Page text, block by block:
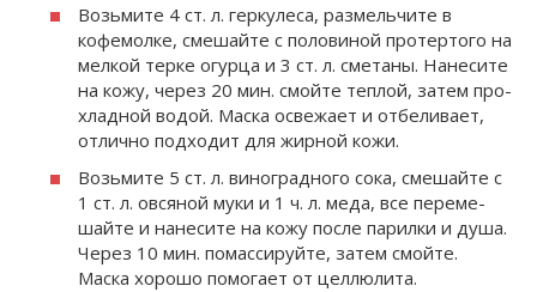
Возьмите 4 ст. л. геркулеса, размельчите в
кофемолке, сме­шайте с половиной протертого на
мелкой терке огурца и 3 ст. л. сметаны. Нанесите
на кожу, через 20 мин. смойте теплой, затем про­
хладной водой. Маска освежает и отбеливает,
отлично подходит для жирной кожи.
Возьмите 5 ст. л. виноградного сока, смешайте с
1 ст. л. овсяной муки и 1 ч. л. меда, все переме­
шайте и нанесите на кожу после парилки и душа.
Через 10 мин. по­массируйте, затем смойте.
Маска хорошо помогает от целлюлита.